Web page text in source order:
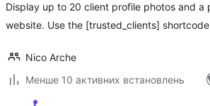
Display up to 20 client profile photos and
website. Use the [trusted_clients]
Nico Arche
Менше 10 активних встановлень